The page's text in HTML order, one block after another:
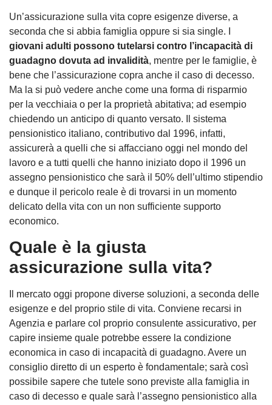
Un’assicurazione sulla vita copre esigenze diverse, a
seconda che si abbia famiglia oppure si sia single. I
giovani adulti possono tutelarsi contro l’incapacità di
guadagno dovuta ad invalidità, mentre per le famiglie, è
bene che l’assicurazione copra anche il caso di decesso.
Ma la si può vedere anche come una forma di risparmio
per la vecchiaia o per la proprietà abitativa; ad esempio
chiedendo un anticipo di quanto versato. Il sistema
pensionistico italiano, contributivo dal 1996, infatti,
assicurerà a quelli che si affacciano oggi nel mondo del
lavoro e a tutti quelli che hanno iniziato dopo il 1996 un
assegno pensionistico che sarà il 50% dell’ultimo stipendio
e dunque il pericolo reale è di trovarsi in un momento
delicato della vita con un non sufficiente supporto
economico.
Quale è la giusta
assicurazione sulla vita?
Il mercato oggi propone diverse soluzioni, a seconda delle
esigenze e del proprio stile di vita. Conviene recarsi in
Agenzia e parlare col proprio consulente assicurativo, per
capire insieme quale potrebbe essere la condizione
economica in caso di incapacità di guadagno. Avere un
consiglio diretto di un esperto è fondamentale; sarà così
possibile sapere che tutele sono previste alla famiglia in
caso di decesso e quale sarà l’assegno pensionistico alla